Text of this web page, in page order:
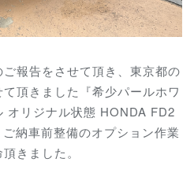
報告をさせて頂き、東京都の
頂きました『希少パールホワ
オリジナル状態 HONDA FD2
納車前整備のオプション作業
きました。